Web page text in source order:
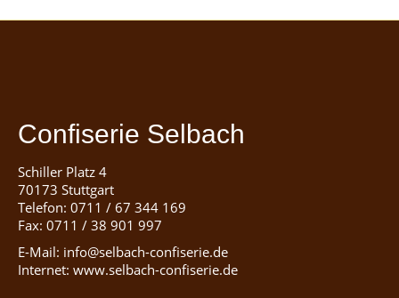
Confiserie Selbach
Schiller Platz 4
70173 Stuttgart
Telefon: 0711 / 67 344 169
Fax: 0711 / 38 901 997
E-Mail: info@selbach-confiserie.de
Internet: www.selbach-confiserie.de